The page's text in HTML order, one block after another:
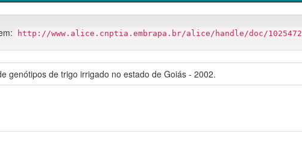
http://www.alice.cnptia.embrapa.br/alice/handle/doc/1025472
genótipos de trigo irrigado no estado de Goiás - 2002.